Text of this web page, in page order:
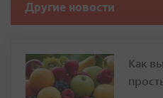
Другие новости
Как